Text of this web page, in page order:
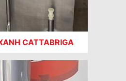
CATTABRIGA